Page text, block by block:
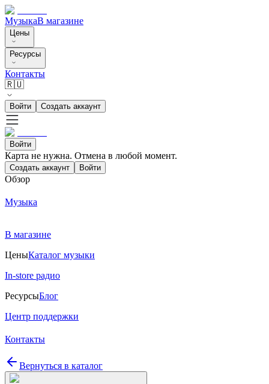
МузыкаВ магазине
Цены
Ресурсы
Контакты
🇷🇺
Войти Создать аккаунт
Войти
Карта не нужна. Отмена в любой момент.
Создать аккаунт Войти
Обзор
Музыка
В магазине
ЦеныКаталог музыки
In-store радио
РесурсыБлог
Центр поддержки
Контакты
Вернуться в каталог